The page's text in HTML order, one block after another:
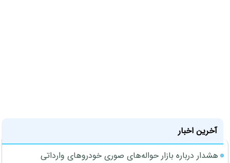
آخرین اخبار
هشدار درباره بازار حواله‌های صوری خودروهای وارداتی